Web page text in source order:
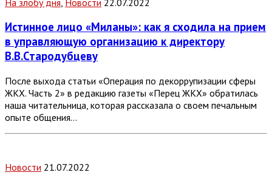
Истинное лицо «Миланы»: как я сходила на прием
в управляющую организацию к директору
В.В.Стародубцеву
После выхода статьи «Операция по декоррупизации сферы
ЖКХ. Часть 2» в редакцию газеты «Перец ЖКХ» обратилась
наша читательница, которая рассказала о своем печальным
опыте общения…
Новости 21.07.2022